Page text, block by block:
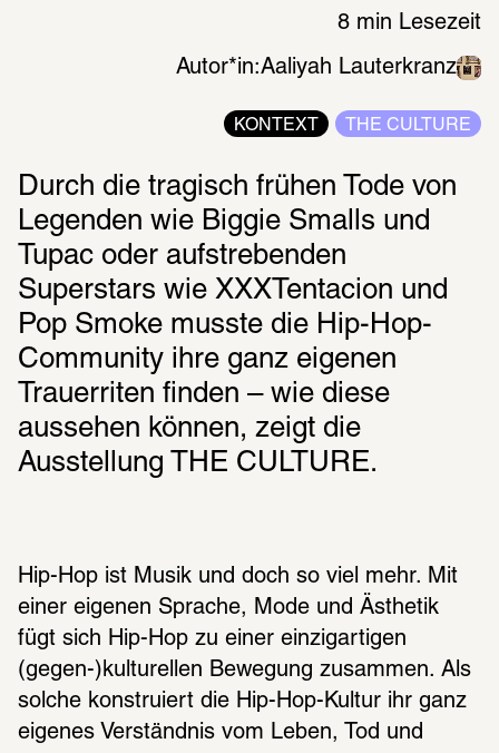
8 min Lesezeit
Autor*in:Aaliyah Lauterkranz
KONTEXT THE CULTURE
Durch die tragisch frühen Tode von
Legenden wie Biggie Smalls und
Tupac oder aufstrebenden
Superstars wie XXXTentacion und
Pop Smoke musste die Hip-Hop-
Community ihre ganz eigenen
Trauerriten finden – wie diese
aussehen können, zeigt die
Ausstellung THE CULTURE.
Hip-Hop ist Musik und doch so viel mehr. Mit
einer eigenen Sprache, Mode und Ästhetik
fügt sich Hip-Hop zu einer einzigartigen
(gegen-)kulturellen Bewegung zusammen. Als
solche konstruiert die Hip-Hop-Kultur ihr ganz
eigenes Verständnis vom Leben, Tod und